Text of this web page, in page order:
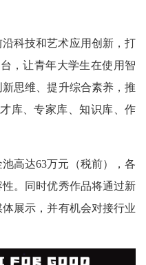
科技和艺术应用创新，打
，让青年大学生在使用智
思维、提升综合素养，推
库、专家库、知识库、作
高达63万元（税前），各
。同时优秀作品将通过新
展示，并有机会对接行业